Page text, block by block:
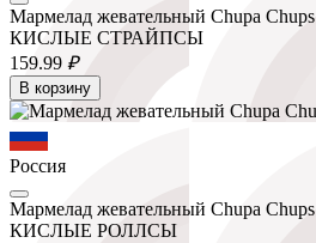
Мармелад жевательный Chupa Chups
КИСЛЫЕ СТРАЙПСЫ
159.99 ₽
В корзину
Россия
Мармелад жевательный Chupa Chups
КИСЛЫЕ РОЛЛСЫ